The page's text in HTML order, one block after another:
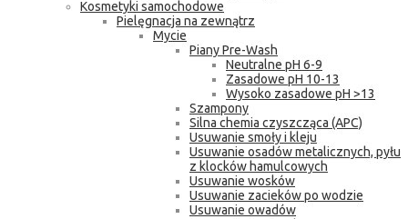
Kosmetyki samochodowe
Pielęgnacja na zewnątrz
Mycie
Piany Pre-Wash
Neutralne pH 6-9
Zasadowe pH 10-13
Wysoko zasadowe pH >13
Szampony
Silna chemia czyszcząca (APC)
Usuwanie smoły i kleju
Usuwanie osadów metalicznych, pyłu
z klocków hamulcowych
Usuwanie wosków
Usuwanie zacieków po wodzie
Usuwanie owadów